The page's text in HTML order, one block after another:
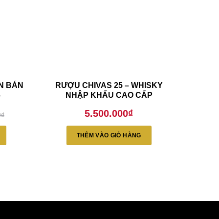
BẢN
₫
RƯỢU CHIVAS 25 – WHISKY
NHẬP KHẨU CAO CẤP
5.500.000₫
THÊM VÀO GIỎ HÀNG